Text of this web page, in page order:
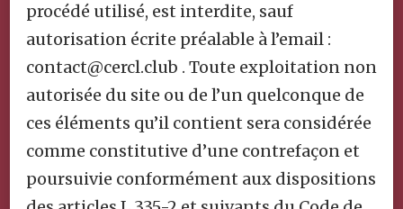
procédé utilisé, est interdite, sauf
autorisation écrite préalable à l’email :
contact@cercl.club . Toute exploitation non
autorisée du site ou de l’un quelconque de
ces éléments qu’il contient sera considérée
comme constitutive d’une contrefaçon et
poursuivie conformément aux dispositions